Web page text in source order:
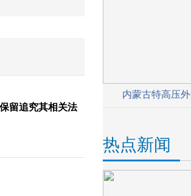
留追究其相关法
内蒙古特高压
热点新闻